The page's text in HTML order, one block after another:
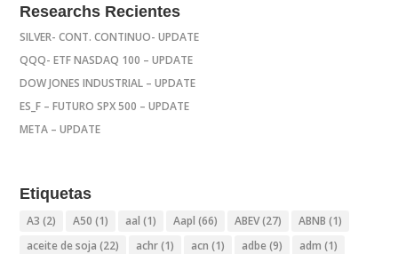
Researchs Recientes
SILVER- CONT. CONTINUO- UPDATE
QQQ- ETF NASDAQ 100 – UPDATE
DOW JONES INDUSTRIAL – UPDATE
ES_F – FUTURO SPX 500 – UPDATE
META – UPDATE
Etiquetas
A3 (2) A50 (1) aal (1) Aapl (66) ABEV(27) ABNB (1)
aceite de soja (22) achr(1) acn (1) adbe (9) adm (1)